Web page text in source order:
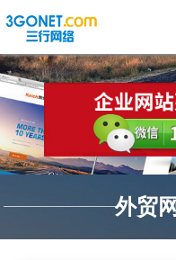
外贸